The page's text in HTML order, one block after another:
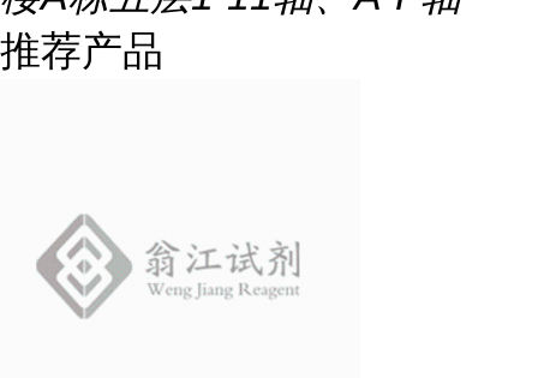
推荐产品